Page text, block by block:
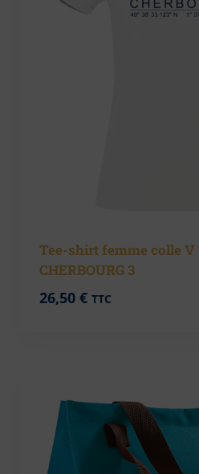
Tee-shirt femme colle V
CHERBOURG 3
26,50 € TTC